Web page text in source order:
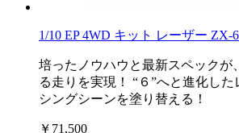
1/10 EP 4WD キット レーザー ZX-
培ったノウハウと最新スペックが
る走りを実現！ “６”へと進化し
シングシーンを塗り替える！
￥71,500